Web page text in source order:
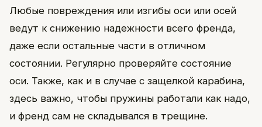
Любые повреждения или изгибы оси или осей
ведут к снижению надежности всего френда,
даже если остальные части в отличном
состоянии. Регулярно проверяйте состояние
оси. Также, как и в случае с защелкой карабина,
здесь важно, чтобы пружины работали как надо,
и френд сам не складывался в трещине.